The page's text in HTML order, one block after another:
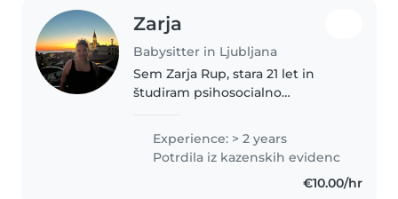
Zarja
Babysitter in Ljubljana
Sem Zarja Rup, stara 21 let in
študiram psihosocialno
otroke in delo z njimi. Občasno
delam tudi v vrtcu in v animaciji
otrok na rojstnih dnevih. Sebe
Experience: > 2 years
Potrdila iz kazenskih evidenc
€10.00/hr